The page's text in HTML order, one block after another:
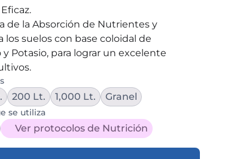
de la Absorción de Nutrientes y
los suelos con base coloidal de
Potasio, para lograr un excelente
200 Lt. 1,000 Lt. Granel
se utiliza
Ver protocolos de Nutrición